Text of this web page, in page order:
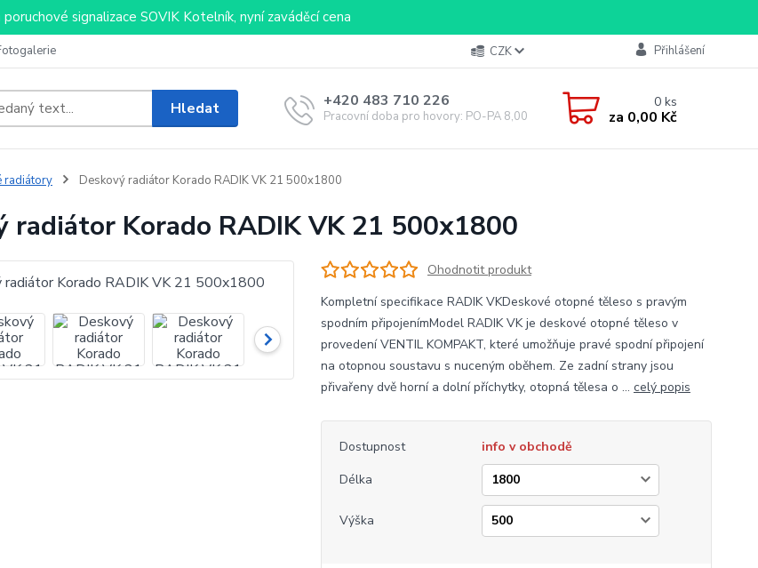
poruchové signalizace SOVIK Kotelník, nyní zaváděcí cena
CZK Přihlášení
Hledat +420 483 710 226
Pracovní doba pro hovory: PO-PA 8,00-16,00
0ks
za 0,00 Kč
radiátory Deskový radiátor Korado RADIK VK 21 500x1800
radiátor Korado RADIK VK 21 500x1800
Ohodnotit produkt
Kompletní specifikace RADIK VKDeskové otopné těleso s pravým
spodním připojenímModel RADIK VK je deskové otopné těleso v
provedení VENTIL KOMPAKT, které umožňuje pravé spodní připojení
na otopnou soustavu s nuceným oběhem. Ze zadní strany jsou
přivařeny dvě horní a dolní příchytky, otopná tělesa o ... celý popis
Dostupnost
info v obchodě
Délka
Výška